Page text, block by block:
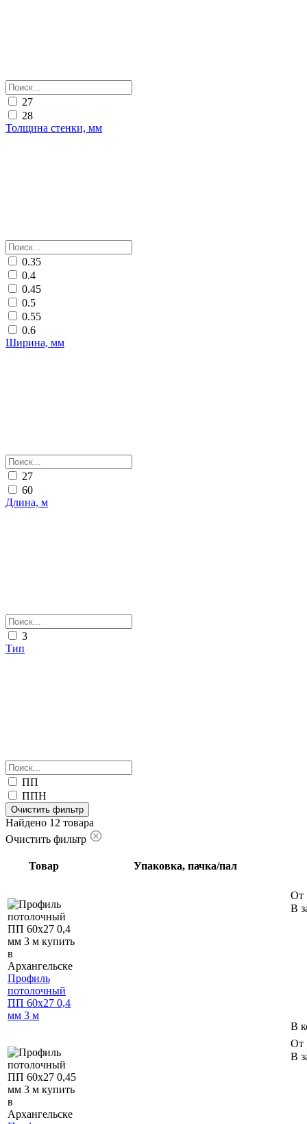
27
28
Толщина стенки, мм
0.35
0.4
0.45
0.5
0.55
0.6
Ширина, мм
27
60
Длина, м
3
Тип
ПП
ППН
Очистить фильтр
Найдено 12 товара
Очистить фильтр
Товар Упаковка, пачка/пал
Профиль
потолочный
ПП 60х27 0,4
мм 3 м
От
В
В
От
В